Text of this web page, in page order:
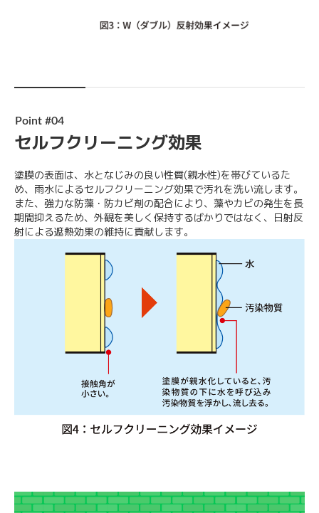
Point #04
セルフクリーニング効果
塗膜の表面は、水となじみの良い性質(親水性)を帯びているた
め、雨水によるセルフクリーニング効果で汚れを洗い流します。
また、強力な防藻・防カビ剤の配合により、藻やカビの発生を長
期間抑えるため、外観を美しく保持するばかりではなく、日射反
射による遮熱効果の維持に貢献します。